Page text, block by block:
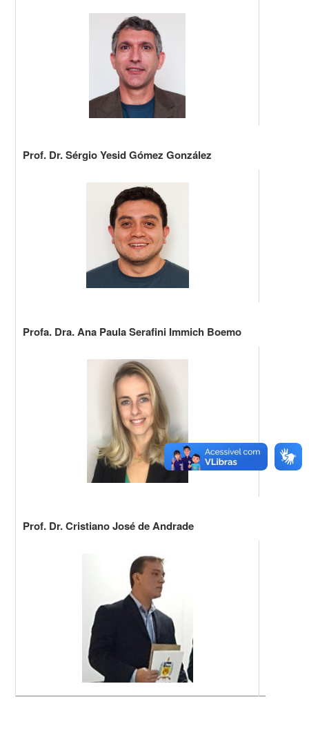
Prof. Dr. Sérgio Yesid Gómez González
Profa. Dra. Ana Paula Serafini Immich Boemo
CV Lattes/
Prof. Dr. Cristiano José de Andrade